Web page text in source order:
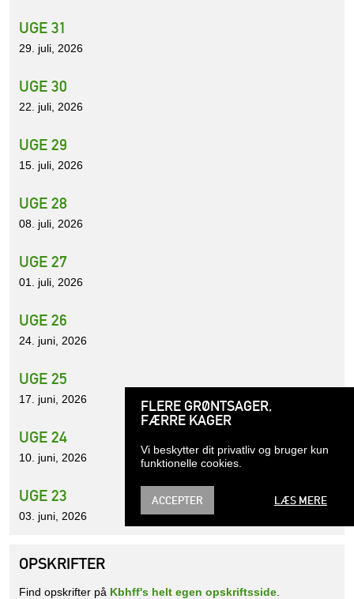
FLERE GRØNTSAGER,
FÆRRE KAGER
Vi beskytter dit privatliv og bruger kun
funktionelle cookies.
ACCEPTER LÆS MERE
UGE 31
29. juli, 2026
UGE 30
22. juli, 2026
UGE 29
15. juli, 2026
UGE 28
08. juli, 2026
UGE 27
01. juli, 2026
UGE 26
24. juni, 2026
UGE 25
17. juni, 2026
UGE 24
10. juni, 2026
UGE 23
03. juni, 2026
OPSKRIFTER
Find opskrifter på Kbhff's helt egen opskriftsside